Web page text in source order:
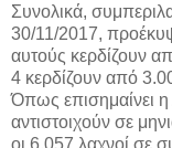
Συνολικά,
30/11/2017,
αυτούς κερδίζουν
4 κερδίζουν από
Όπως επισημαίνει
αντιστοιχούν σε
οι 6.057 λαχνοί σε